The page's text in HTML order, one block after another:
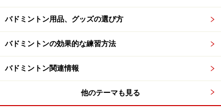
日本バドミントンは弱い
最近はそれほど弱いイメージもないと思います。五輪で
杯・ユーバー杯と呼ばれる国別対抗戦で
女子
準優勝の快挙を成し遂げたました。これはニュースで見
た方も多いかと思います。
バドミントン用品、グッズの選び方
バドミントンの効果的な練習方法
バドミントン関連情報
他のテーマも見る